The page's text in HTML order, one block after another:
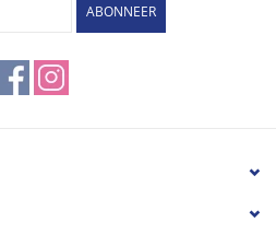
ABONNEER